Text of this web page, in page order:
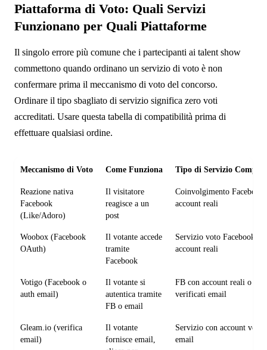
Piattaforma di Voto: Quali Servizi
Funzionano per Quali Piattaforme
Il singolo errore più comune che i partecipanti ai talent show
commettono quando ordinano un servizio di voto è non
confermare prima il meccanismo di voto del concorso.
Ordinare il tipo sbagliato di servizio significa zero voti
accreditati. Usare questa tabella di compatibilità prima di
effettuare qualsiasi ordine.
Meccanismo di Voto Come Funziona Tipo di Servizio
Reazione nativa
Facebook
(Like/Adoro)
Il visitatore
reagisce a un
post
Coinvolgimento Facebook
account reali
Woobox (Facebook
OAuth)
Il votante accede
tramite
Facebook
Servizio voto Facebook
account reali
Votigo (Facebook o
auth email)
Il votante si
autentica tramite
FB o email
FB con account reali o
verificati email
Gleam.io (verifica
email)
Il votante
fornisce email,
Servizio con account
email